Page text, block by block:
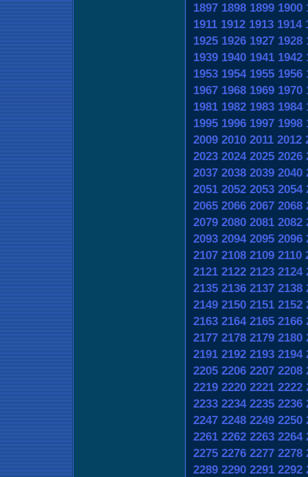
1897 1898 1899 1900
1911 1912 1913 1914
1925 1926 1927 1928
1939 1940 1941 1942
1953 1954 1955 1956
1967 1968 1969 1970
1981 1982 1983 1984
1995 1996 1997 1998
2009 2010 2011 2012
2023 2024 2025 2026
2037 2038 2039 2040
2051 2052 2053 2054
2065 2066 2067 2068
2079 2080 2081 2082
2093 2094 2095 2096
2107 2108 2109 2110
2121 2122 2123 2124
2135 2136 2137 2138
2149 2150 2151 2152
2163 2164 2165 2166
2177 2178 2179 2180
2191 2192 2193 2194
2205 2206 2207 2208
2219 2220 2221 2222
2233 2234 2235 2236
2247 2248 2249 2250
2261 2262 2263 2264
2275 2276 2277 2278
2289 2290 2291 2292